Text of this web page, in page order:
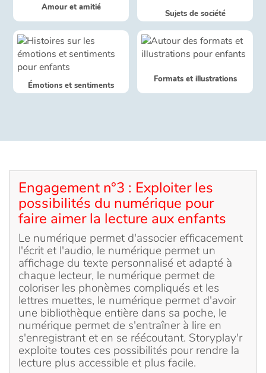
Apprendre les langues
Dyslexie, troubles de la lecture
Nos listes de lecture
Coups de coeur
Amour et amitié
Sujets de société
Émotions et sentiments
Formats et illustrations
Engagement n°3 : Exploiter les
possibilités du numérique pour
faire aimer la lecture aux enfants
Le numérique permet d'associer efficacement
l'écrit et l'audio, le numérique permet un
affichage du texte personnalisé et adapté à
chaque lecteur, le numérique permet de
coloriser les phonèmes compliqués et les
lettres muettes, le numérique permet d'avoir
une bibliothèque entière dans sa poche, le
numérique permet de s'entraîner à lire en
s'enregistrant et en se réécoutant. Storyplay'r
exploite toutes ces possibilités pour rendre la
lecture plus accessible et plus facile.